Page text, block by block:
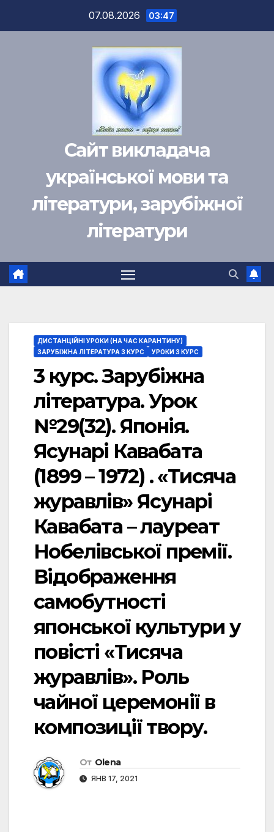
07.08.2026 03:47
Сайт викладача
української мови та
літератури, зарубіжної
літератури
ДИСТАНЦІЙНІ УРОКИ (НА ЧАС КАРАНТИНУ)
ЗАРУБІЖНА ЛІТЕРАТУРА 3 КУРС
УРОКИ 3 КУРС
3 курс. Зарубіжна
література. Урок
№29(32). Японія.
Ясунарі Кавабата
(1899 – 1972) . «Тисяча
журавлів» Ясунарі
Кавабата – лауреат
Нобелівської премії.
Відображення
самобутності
японської культури у
повісті «Тисяча
журавлів». Роль
чайної церемонії в
композиції твору.
От Olena
ЯНВ 17, 2021